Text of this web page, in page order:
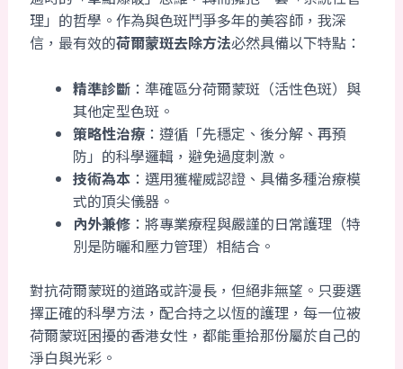
理」的哲學。作為與色斑鬥爭多年的美容師，我深
信，最有效的荷爾蒙斑去除方法必然具備以下特點：
精準診斷：準確區分荷爾蒙斑（活性色斑）與
其他定型色斑。
策略性治療：遵循「先穩定、後分解、再預
防」的科學邏輯，避免過度刺激。
技術為本：選用獲權威認證、具備多種治療模
式的頂尖儀器。
內外兼修：將專業療程與嚴謹的日常護理（特
別是防曬和壓力管理）相結合。
對抗荷爾蒙斑的道路或許漫長，但絕非無望。只要選
擇正確的科學方法，配合持之以恆的護理，每一位被
荷爾蒙斑困擾的香港女性，都能重拾那份屬於自己的
淨白與光彩。